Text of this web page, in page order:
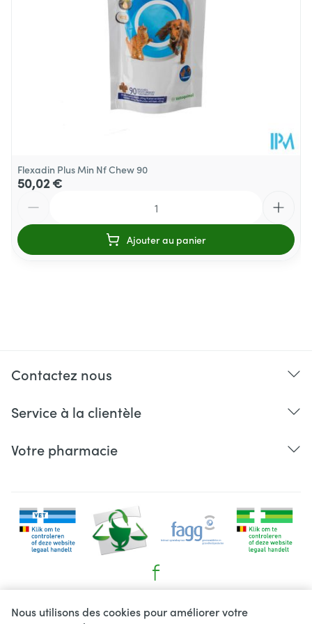
Nous utilisons des cookies pour améliorer votre
Flexadin Plus Min Nf Chew 90
50,02 €
Ajouter au panier
Contactez nous
Service à la clientèle
Votre pharmacie
Liens légaux